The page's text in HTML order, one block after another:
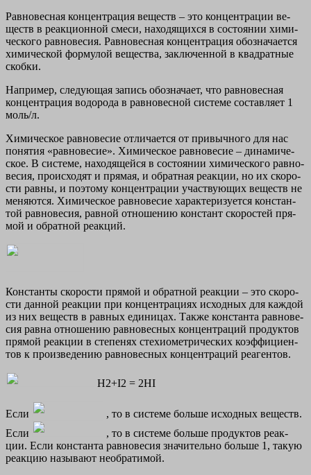
Рав­но­вес­ная кон­цен­тра­ция ве­ществ – это кон­цен­тра­ции ве­
ществ в ре­ак­ци­он­ной смеси, на­хо­дя­щих­ся в со­сто­я­нии хи­ми­
че­ско­го рав­но­ве­сия. Рав­но­вес­ная кон­цен­тра­ция обо­зна­ча­ет­ся
хи­ми­че­ской фор­му­лой ве­ще­ства, за­клю­чен­ной в квад­рат­ные
скоб­ки.
На­при­мер, сле­ду­ю­щая за­пись обо­зна­ча­ет, что рав­но­вес­ная
кон­цен­тра­ция во­до­ро­да в рав­но­вес­ной си­сте­ме со­став­ля­ет 1
моль/л.
Хи­ми­че­ское рав­но­ве­сие от­ли­ча­ет­ся от при­выч­но­го для нас
по­ня­тия «рав­но­ве­сие». Хи­ми­че­ское рав­но­ве­сие – ди­на­ми­че­
ское. В си­сте­ме, на­хо­дя­щей­ся в со­сто­я­нии хи­ми­че­ско­го рав­но­
ве­сия, про­ис­хо­дят и пря­мая, и об­рат­ная ре­ак­ции, но их ско­ро­
сти равны, и по­это­му кон­цен­тра­ции участ­ву­ю­щих ве­ществ не
ме­ня­ют­ся. Хи­ми­че­ское рав­но­ве­сие ха­рак­те­ри­зу­ет­ся кон­стан­
той рав­но­ве­сия, рав­ной от­но­ше­нию кон­стант ско­ро­стей пря­
мой и об­рат­ной ре­ак­ций.
Кон­стан­ты ско­ро­сти пря­мой и об­рат­ной ре­ак­ции – это ско­ро­
сти дан­ной ре­ак­ции при кон­цен­тра­ци­ях ис­ход­ных для каж­дой
из них ве­ществ в рав­ных еди­ни­цах. Также кон­стан­та рав­но­ве­
сия равна от­но­ше­нию рав­но­вес­ных кон­цен­тра­ций про­дук­тов
пря­мой ре­ак­ции в сте­пе­нях сте­хио­мет­ри­че­ских ко­эф­фи­ци­ен­
тов к про­из­ве­де­нию рав­но­вес­ных кон­цен­тра­ций ре­а­ген­тов.
Н2+I2 = 2НI
Если
, то в си­сте­ме боль­ше ис­ход­ных ве­ществ.
Если
, то в си­сте­ме боль­ше про­дук­тов ре­ак­
ции. Если кон­стан­та рав­но­ве­сия зна­чи­тель­но боль­ше 1, такую
ре­ак­цию на­зы­ва­ют необ­ра­ти­мой.